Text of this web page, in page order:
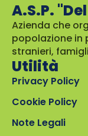
A.S.P.
Azienda che
popolazione in
stranieri,
Utilità
Privacy Policy
Cookie Policy
Note Legali